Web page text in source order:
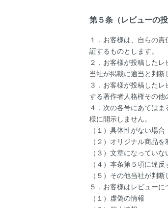
第５条（レビューの投
１．お客様は、自らの
証するものとします。
２．お客様が投稿した
当社が掲載に適当と判断
３．お客様が投稿した
する著作者人格権その他
４．次の各号にあては
様に開示しません。
（１）具体性がない場合
（２）オリジナル商品
（３）文章になってい
（４）本条第５項に違反
（５）その他当社が判断
５．お客様はレビュー
（１）虚偽の情報